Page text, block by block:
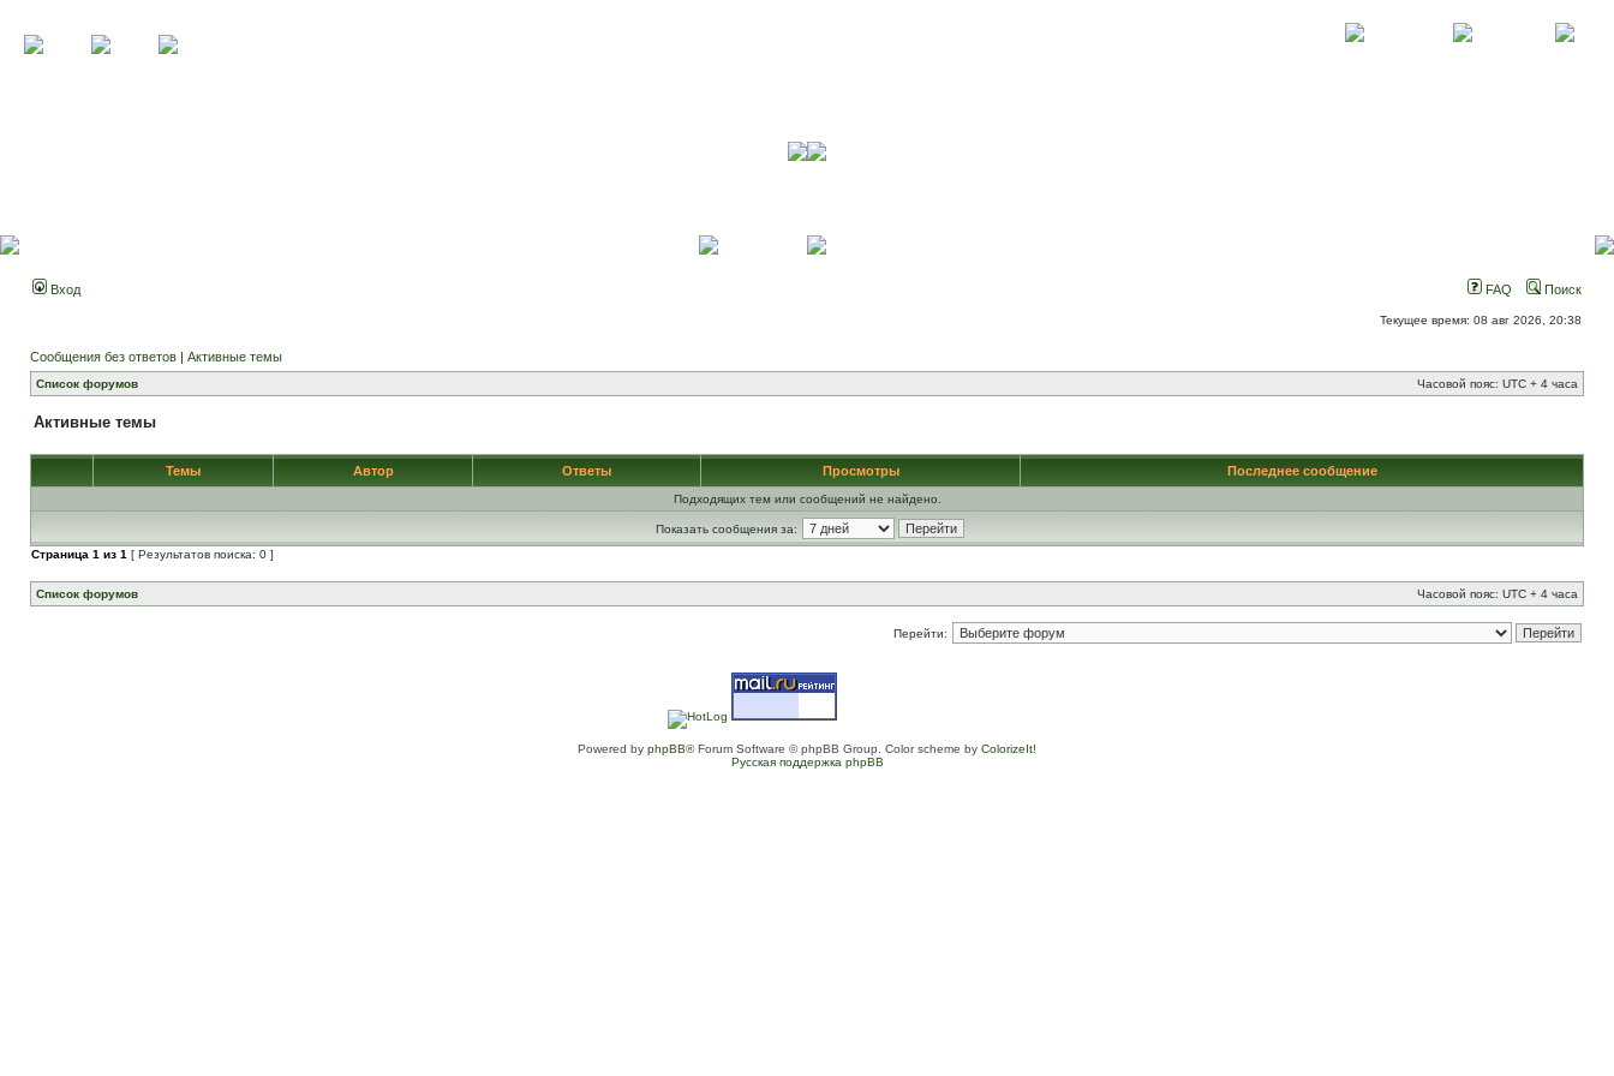
Вход FAQ Поиск
Текущее время: 08 авг 2026, 20:38
Сообщения без ответов | Активные темы
Список форумов Часовой пояс: UTC + 4 часа
Активные темы
Темы Автор Ответы Просмотры Последнее сообщение
Подходящих тем или сообщений не найдено.
Показать сообщения за:
Страница 1 из 1 [ Результатов поиска: 0 ]
Список форумов Часовой пояс: UTC + 4 часа
Перейти:
Powered by phpBB® Forum Software © phpBB Group. Color scheme by ColorizeIt!
Русская поддержка phpBB